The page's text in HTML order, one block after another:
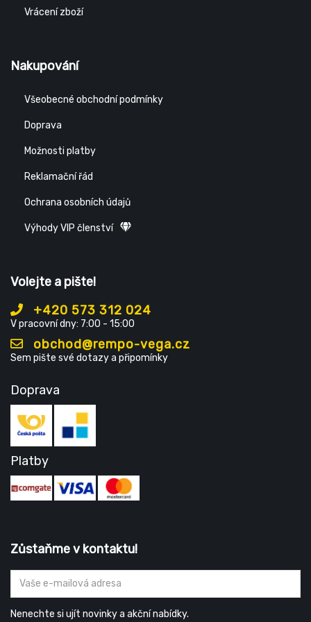
Vrácení zboží
Nakupování
Všeobecné obchodní podmínky
Doprava
Možnosti platby
Reklamační řád
Ochrana osobních údajů
Výhody VIP členství
Volejte a pište!
+420 573 312 024
V pracovní dny: 7:00 - 15:00
obchod@rempo-vega.cz
Sem pište své dotazy a připomínky
Doprava
Platby
Zůstaňme v kontaktu!
Nenechte si ujít novinky a akční nabídky.